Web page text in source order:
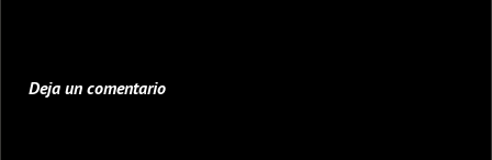
Deja un comentario